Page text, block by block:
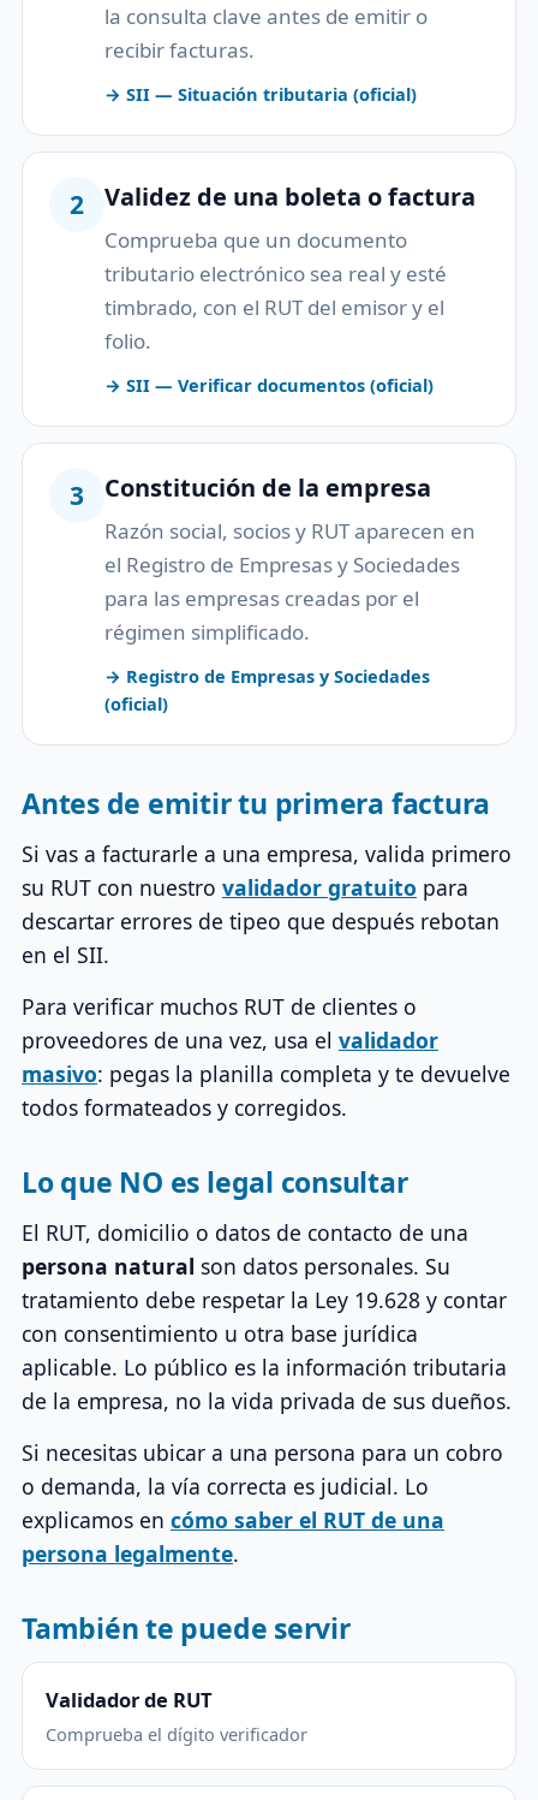
la consulta clave antes de emitir o
recibir facturas.
→ SII — Situación tributaria (oficial)
2 Validez de una boleta o factura
Comprueba que un documento
tributario electrónico sea real y esté
timbrado, con el RUT del emisor y el
folio.
→ SII — Verificar documentos (oficial)
3 Constitución de la empresa
Razón social, socios y RUT aparecen en
el Registro de Empresas y Sociedades
para las empresas creadas por el
régimen simplificado.
→ Registro de Empresas y Sociedades
(oficial)
Antes de emitir tu primera factura
Si vas a facturarle a una empresa, valida primero
su RUT con nuestro validador gratuito para
descartar errores de tipeo que después rebotan
en el SII.
Para verificar muchos RUT de clientes o
proveedores de una vez, usa el validador
masivo: pegas la planilla completa y te devuelve
todos formateados y corregidos.
Lo que NO es legal consultar
El RUT, domicilio o datos de contacto de una
persona natural son datos personales. Su
tratamiento debe respetar la Ley 19.628 y contar
con consentimiento u otra base jurídica
aplicable. Lo público es la información tributaria
de la empresa, no la vida privada de sus dueños.
Si necesitas ubicar a una persona para un cobro
o demanda, la vía correcta es judicial. Lo
explicamos en cómo saber el RUT de una
persona legalmente.
También te puede servir
Validador de RUT
Comprueba el dígito verificador